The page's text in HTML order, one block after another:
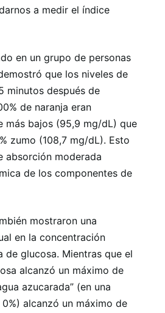
a medir el índice
en un grupo de personas
que los niveles de
minutos después de
de naranja eran
más bajos (95,9 mg/dL) que
zumo (108,7 mg/dL). Esto
absorción moderada
de los componentes de
mostraron una
en la concentración
de glucosa. Mientras que el
alcanzó un máximo de
azucarada” (en una
alcanzó un máximo de